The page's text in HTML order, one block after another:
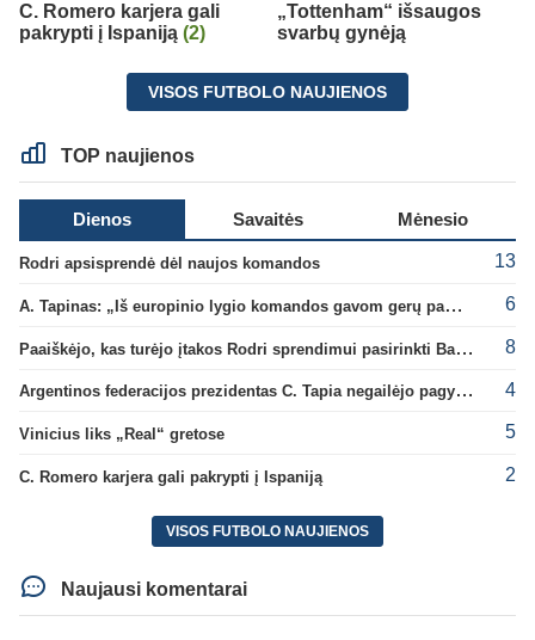
C. Romero karjera gali
pakrypti į Ispaniją (2)
„Tottenham“ išsaugos
svarbų gynėją
VISOS FUTBOLO NAUJIENOS
TOP naujienos
Dienos Savaitės Mėnesio
Rodri apsisprendė dėl naujos komandos 13
A. Tapinas: „Iš europinio lygio komandos gavom gerų pamokų“ 6
Paaiškėjo, kas turėjo įtakos Rodri sprendimui pasirinkti Barselonos pusę 8
Argentinos federacijos prezidentas C. Tapia negailėjo pagyrų G. Infantino 4
Vinicius liks „Real“ gretose 5
C. Romero karjera gali pakrypti į Ispaniją 2
VISOS FUTBOLO NAUJIENOS
Naujausi komentarai